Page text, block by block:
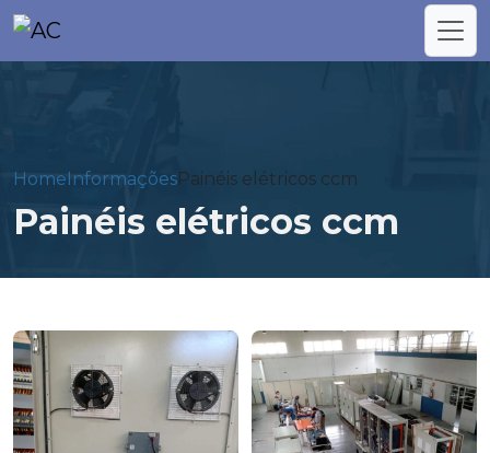
HomeInformaçõesPainéis elétricos ccm
Painéis elétricos ccm